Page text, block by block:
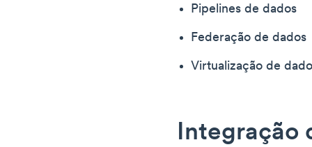
Pipelines de dados
Federação de dados
Virtualização de
Integração